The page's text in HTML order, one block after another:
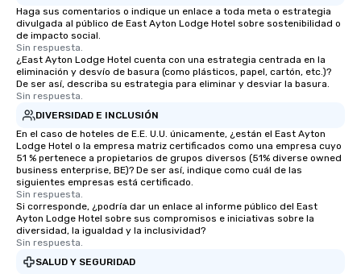
Haga sus comentarios o indique un enlace a toda meta o estrategia
divulgada al público de East Ayton Lodge Hotel sobre sostenibilidad o
de impacto social.
Sin respuesta.
¿East Ayton Lodge Hotel cuenta con una estrategia centrada en la
eliminación y desvío de basura (como plásticos, papel, cartón, etc.)?
De ser así, describa su estrategia para eliminar y desviar la basura.
Sin respuesta.
DIVERSIDAD E INCLUSIÓN
En el caso de hoteles de E.E. U.U. únicamente, ¿están el East Ayton
Lodge Hotel o la empresa matriz certificados como una empresa cuyo
51 % pertenece a propietarios de grupos diversos (51% diverse owned
business enterprise, BE)? De ser así, indique como cuál de las
siguientes empresas está certificado.
Sin respuesta.
Si corresponde, ¿podría dar un enlace al informe público del East
Ayton Lodge Hotel sobre sus compromisos e iniciativas sobre la
diversidad, la igualdad y la inclusividad?
Sin respuesta.
SALUD Y SEGURIDAD